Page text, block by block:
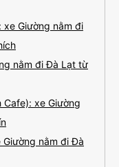
xe Giường nằm đi
nằm đi Đà Lạt từ
Cafe): xe Giường
Giường nằm đi Đà